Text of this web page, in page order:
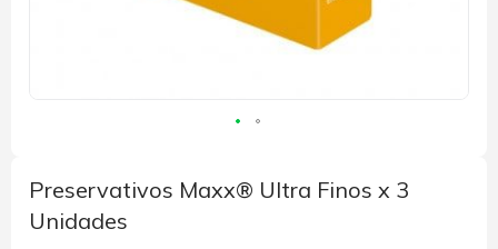
comienzo
de
la
Preservativos Maxx® Ultra Finos x 3
Unidades